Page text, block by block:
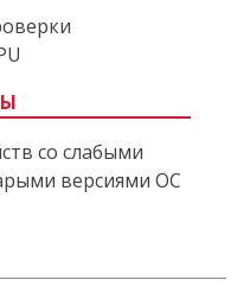
со слабыми
версиями ОС